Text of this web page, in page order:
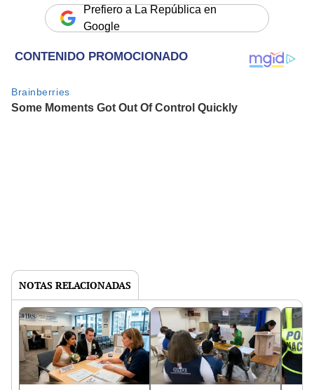
Prefiero a La República en
Google
NOTAS RELACIONADAS